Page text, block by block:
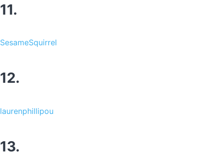
11.
SesameSquirrel
12.
laurenphillipou
13.